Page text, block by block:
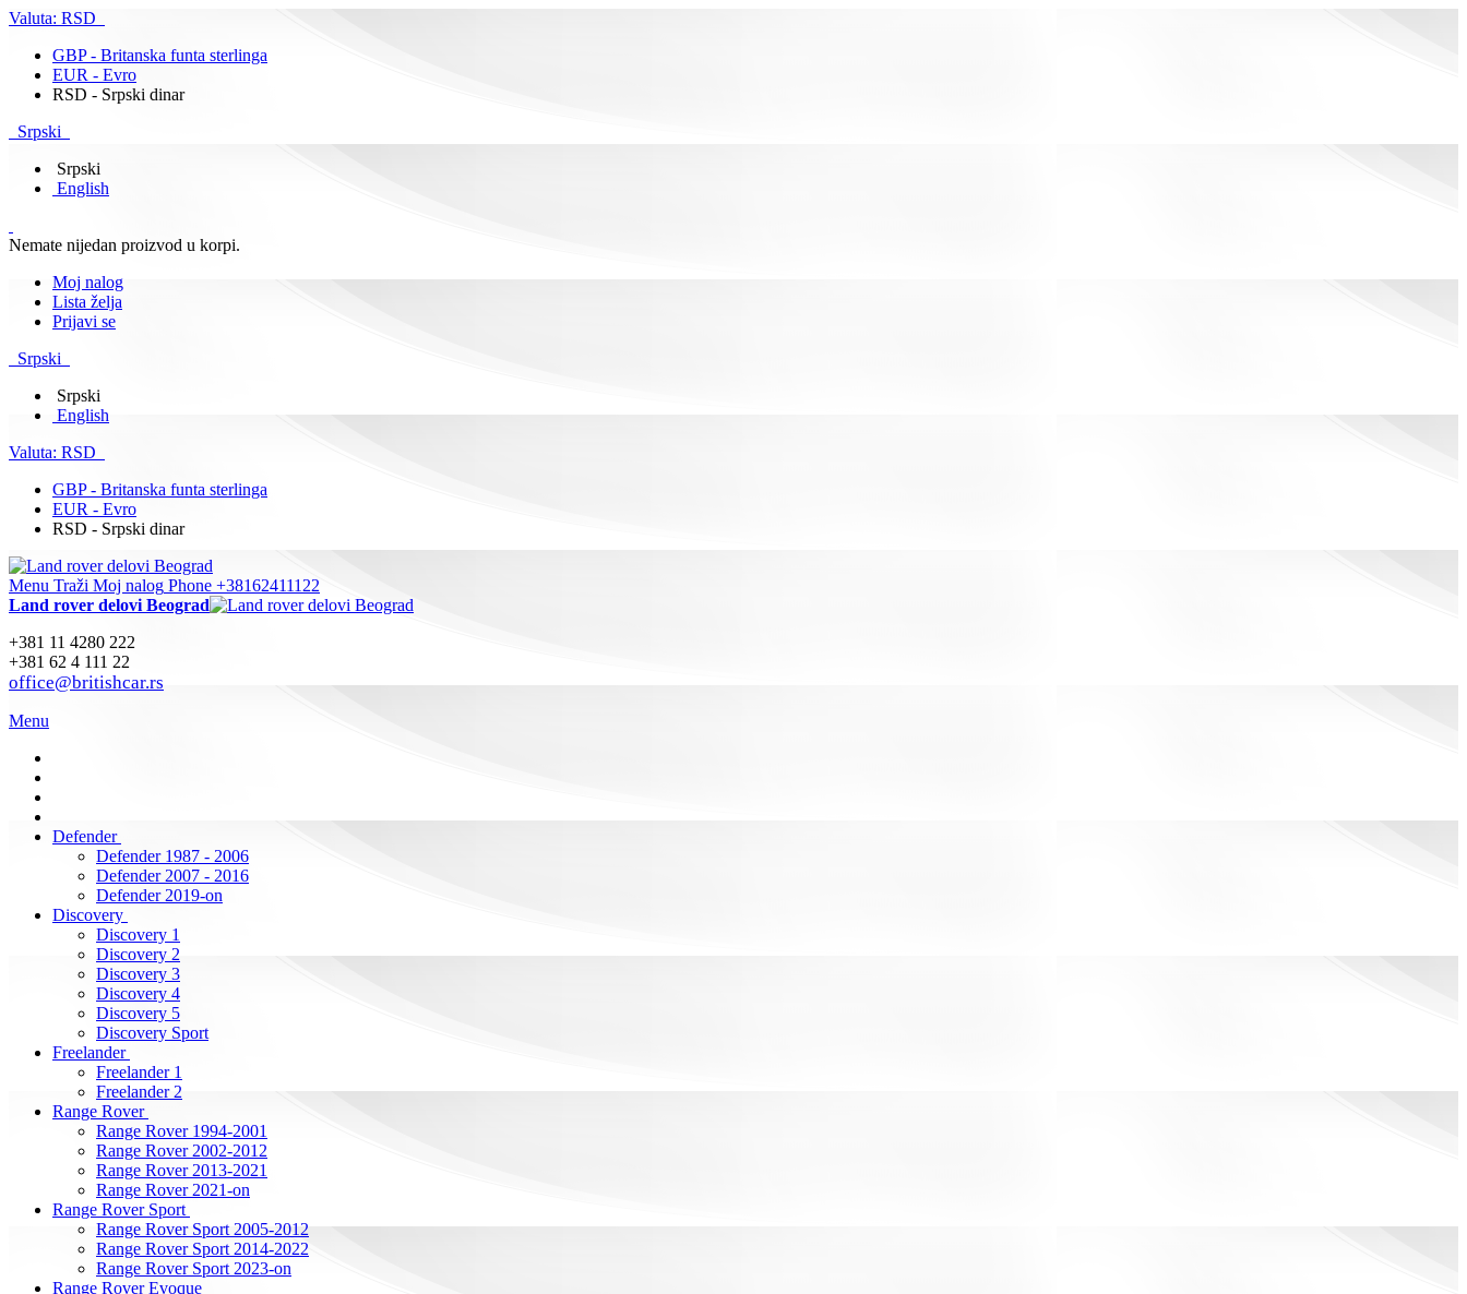
Valuta: RSD
GBP - Britanska funta sterlinga
EUR - Evro
RSD - Srpski dinar
Srpski
Srpski
English
Nemate nijedan proizvod u korpi.
Moj nalog
Lista želja
Prijavi se
Srpski
Srpski
English
Valuta: RSD
GBP - Britanska funta sterlinga
EUR - Evro
RSD - Srpski dinar
Menu Traži Moj nalog Phone +38162411122
Land rover delovi Beograd
+381 11 4280 222
+381 62 4 111 22
office@britishcar.rs
Menu
Defender
Defender 1987 - 2006
Defender 2007 - 2016
Defender 2019-on
Discovery
Discovery 1
Discovery 2
Discovery 3
Discovery 4
Discovery 5
Discovery Sport
Freelander
Freelander 1
Freelander 2
Range Rover
Range Rover 1994-2001
Range Rover 2002-2012
Range Rover 2013-2021
Range Rover 2021-on
Range Rover Sport
Range Rover Sport 2005-2012
Range Rover Sport 2014-2022
Range Rover Sport 2023-on
Range Rover Evoque